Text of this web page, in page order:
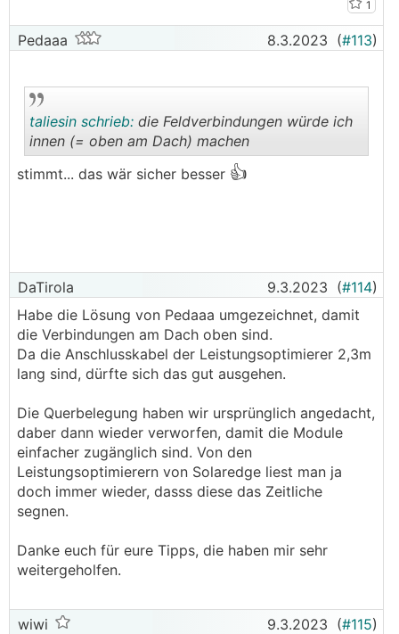
1
Pedaaa 8.3.2023 (#113)
taliesin schrieb: die Feldverbindungen würde ich
innen (= oben am Dach) machen
stimmt... das wär sicher besser 👍
DaTirola 9.3.2023 (#114)
Habe die Lösung von Pedaaa umgezeichnet, damit
die Verbindungen am Dach oben sind.
Da die Anschlusskabel der Leistungsoptimierer 2,3m
lang sind, dürfte sich das gut ausgehen.
Die Querbelegung haben wir ursprünglich angedacht,
daber dann wieder verworfen, damit die Module
einfacher zugänglich sind. Von den
Leistungsoptimierern von Solaredge liest man ja
doch immer wieder, dasss diese das Zeitliche
segnen.
Danke euch für eure Tipps, die haben mir sehr
weitergeholfen.
wiwi 9.3.2023 (#115)